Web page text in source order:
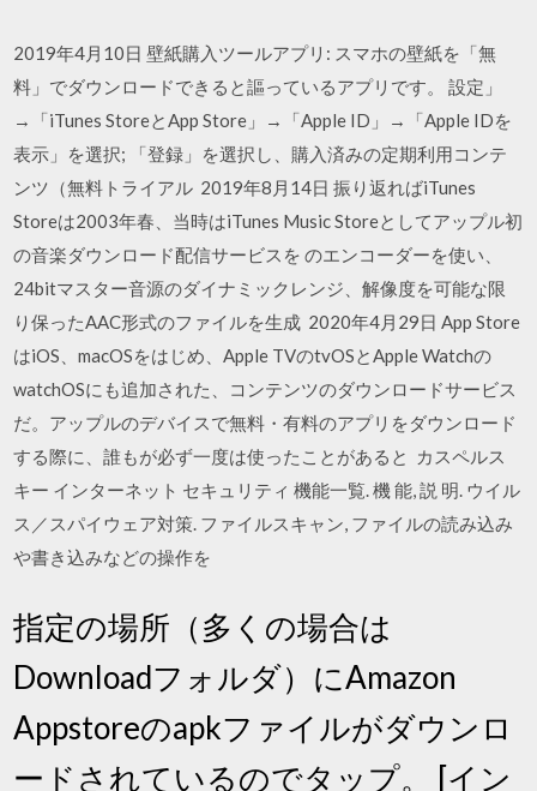
2019年4月10日 壁紙購入ツールアプリ: スマホの壁紙を「無
料」でダウンロードできると謳っているアプリです。 設定」
→「iTunes StoreとApp Store」→「Apple ID」→「Apple IDを
表示」を選択; 「登録」を選択し、購入済みの定期利用コンテ
ンツ（無料トライアル 2019年8月14日 振り返ればiTunes
Storeは2003年春、当時はiTunes Music Storeとしてアップル初
の音楽ダウンロード配信サービスを のエンコーダーを使い、
24bitマスター音源のダイナミックレンジ、解像度を可能な限
り保ったAAC形式のファイルを生成 2020年4月29日 App Store
はiOS、macOSをはじめ、Apple TVのtvOSとApple Watchの
watchOSにも追加された、コンテンツのダウンロードサービス
だ。アップルのデバイスで無料・有料のアプリをダウンロード
する際に、誰もが必ず一度は使ったことがあると カスペルス
キー インターネット セキュリティ 機能一覧. 機 能, 説 明. ウイル
ス／スパイウェア対策. ファイルスキャン, ファイルの読み込み
や書き込みなどの操作を
指定の場所（多くの場合は
Downloadフォルダ）にAmazon
Appstoreのapkファイルがダウンロ
ードされているのでタップ。 [イン